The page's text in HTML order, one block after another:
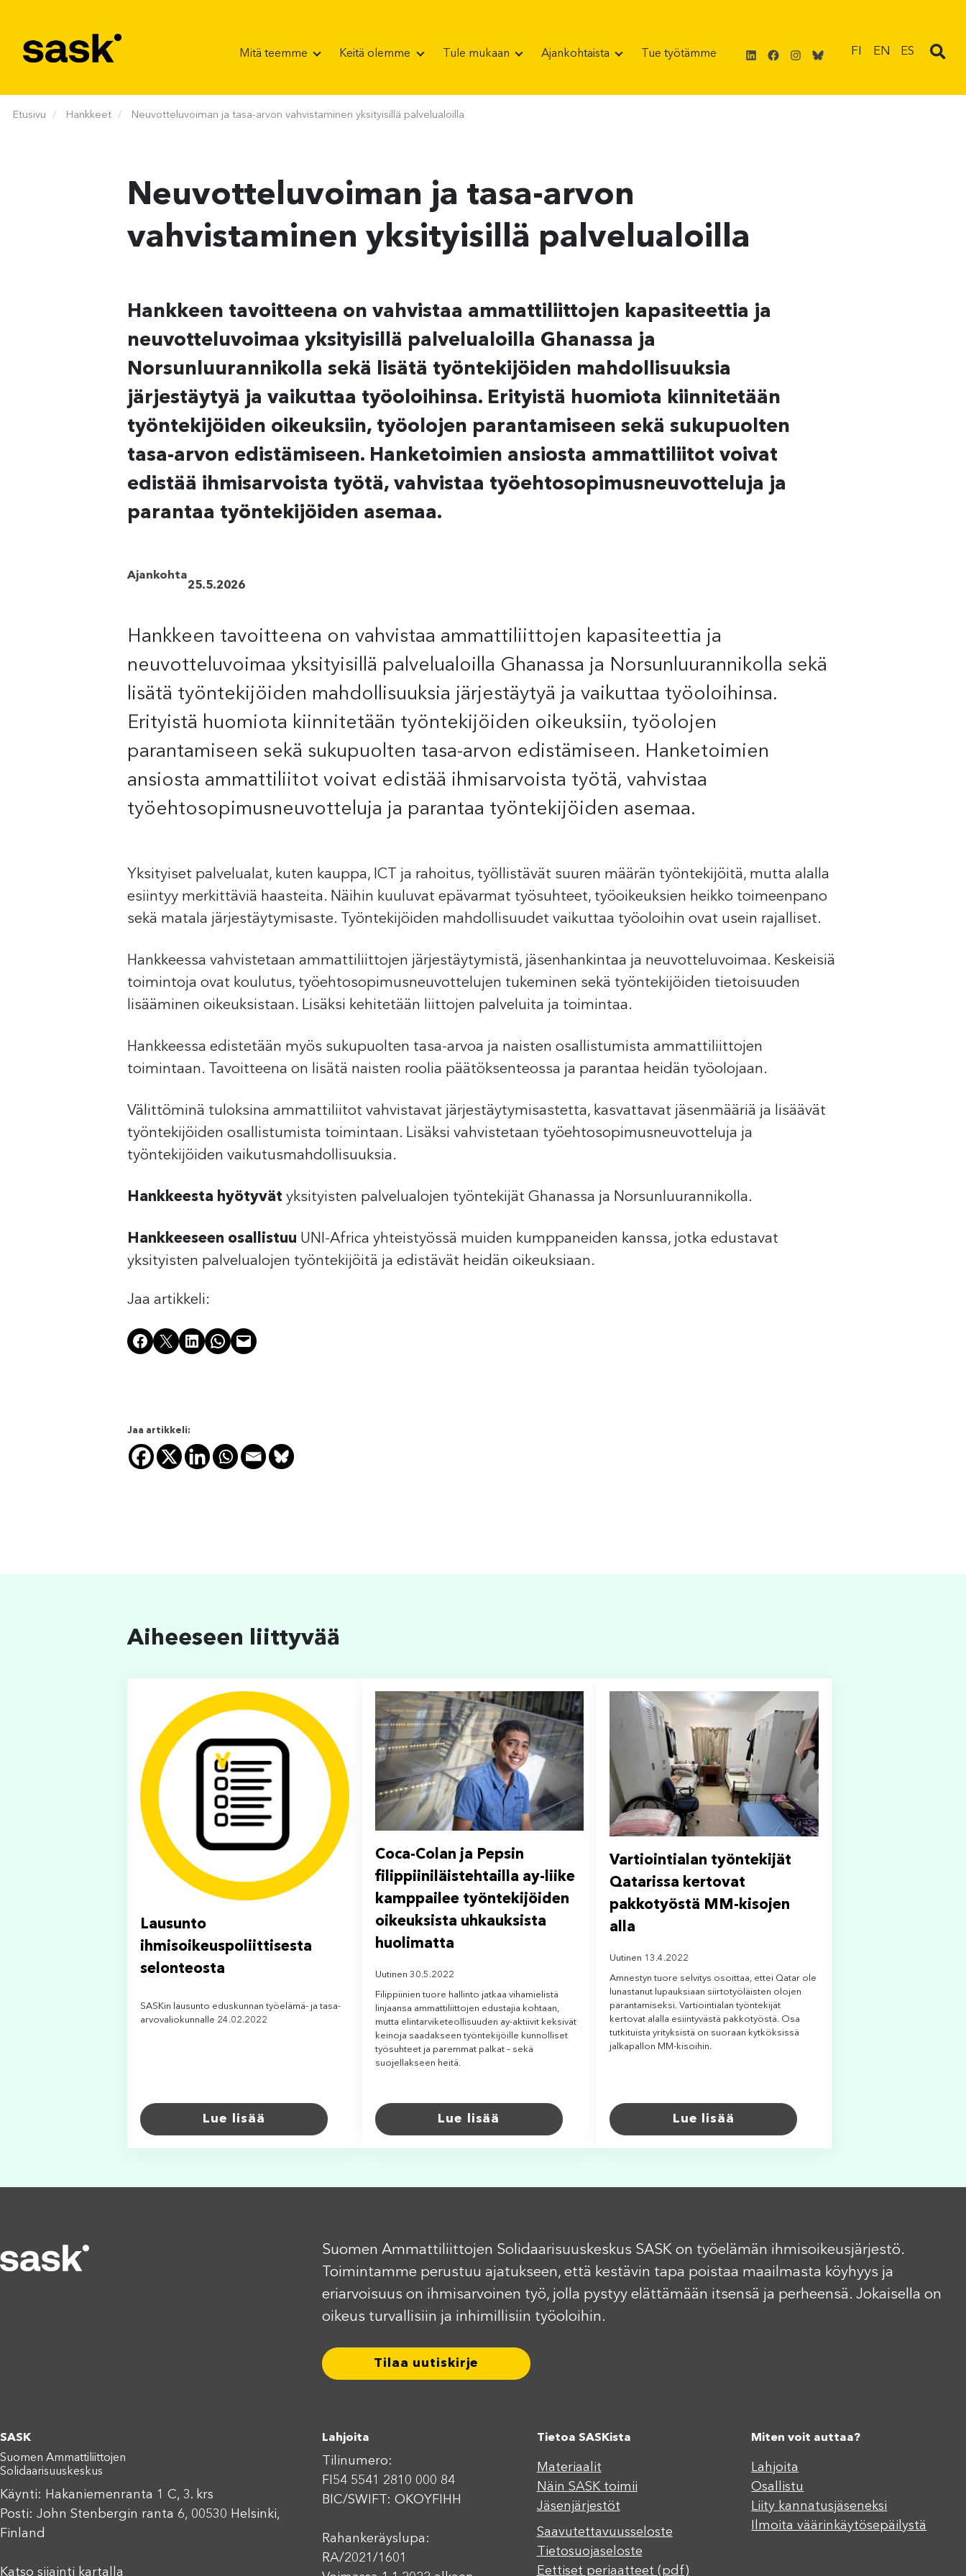
Mitä teemme Keitä olemme Tule mukaan Ajankohtaista Tue työtämme LinkedIn
Facebook
Instagram
Bluesky
FI EN ES
Etusivu Hankkeet Neuvotteluvoiman ja tasa-arvon vahvistaminen yksityisillä palvelualoilla
Neuvotteluvoiman ja tasa-arvon
vahvistaminen yksityisillä palvelualoilla
Hankkeen tavoitteena on vahvistaa ammattiliittojen kapasiteettia ja
neuvotteluvoimaa yksityisillä palvelualoilla Ghanassa ja
Norsunluurannikolla sekä lisätä työntekijöiden mahdollisuuksia
järjestäytyä ja vaikuttaa työoloihinsa. Erityistä huomiota kiinnitetään
työntekijöiden oikeuksiin, työolojen parantamiseen sekä sukupuolten
tasa-arvon edistämiseen. Hanketoimien ansiosta ammattiliitot voivat
edistää ihmisarvoista työtä, vahvistaa työehtosopimusneuvotteluja ja
parantaa työntekijöiden asemaa.
Ajankohta
25.5.2026
Hankkeen tavoitteena on vahvistaa ammattiliittojen kapasiteettia ja
neuvotteluvoimaa yksityisillä palvelualoilla Ghanassa ja Norsunluurannikolla sekä
lisätä työntekijöiden mahdollisuuksia järjestäytyä ja vaikuttaa työoloihinsa.
Erityistä huomiota kiinnitetään työntekijöiden oikeuksiin, työolojen
parantamiseen sekä sukupuolten tasa-arvon edistämiseen. Hanketoimien
ansiosta ammattiliitot voivat edistää ihmisarvoista työtä, vahvistaa
työehtosopimusneuvotteluja ja parantaa työntekijöiden asemaa.
Yksityiset palvelualat, kuten kauppa, ICT ja rahoitus, työllistävät suuren määrän työntekijöitä, mutta alalla
esiintyy merkittäviä haasteita. Näihin kuuluvat epävarmat työsuhteet, työoikeuksien heikko toimeenpano
sekä matala järjestäytymisaste. Työntekijöiden mahdollisuudet vaikuttaa työoloihin ovat usein rajalliset.
Hankkeessa vahvistetaan ammattiliittojen järjestäytymistä, jäsenhankintaa ja neuvotteluvoimaa. Keskeisiä
toimintoja ovat koulutus, työehtosopimusneuvottelujen tukeminen sekä työntekijöiden tietoisuuden
lisääminen oikeuksistaan. Lisäksi kehitetään liittojen palveluita ja toimintaa.
Hankkeessa edistetään myös sukupuolten tasa-arvoa ja naisten osallistumista ammattiliittojen
toimintaan. Tavoitteena on lisätä naisten roolia päätöksenteossa ja parantaa heidän työolojaan.
Välittöminä tuloksina ammattiliitot vahvistavat järjestäytymisastetta, kasvattavat jäsenmääriä ja lisäävät
työntekijöiden osallistumista toimintaan. Lisäksi vahvistetaan työehtosopimusneuvotteluja ja
työntekijöiden vaikutusmahdollisuuksia.
Hankkeesta hyötyvät yksityisten palvelualojen työntekijät Ghanassa ja Norsunluurannikolla.
Hankkeeseen osallistuu UNI-Africa yhteistyössä muiden kumppaneiden kanssa, jotka edustavat
yksityisten palvelualojen työntekijöitä ja edistävät heidän oikeuksiaan.
Jaa artikkeli:
Share on Facebook
Share on X Share on LinkedIn
Share on WhatsApp
Email this Page
Jaa artikkeli:
Aiheeseen liittyvää
Lausunto
ihmisoikeuspoliittisesta
selonteosta
SASKin lausunto eduskunnan työelämä- ja tasa-
arvovaliokunnalle 24.02.2022
Lue lisää
Coca-Colan ja Pepsin
filippiiniläistehtailla ay-liike
kamppailee työntekijöiden
oikeuksista uhkauksista
huolimatta
Uutinen 30.5.2022
Filippiinien tuore hallinto jatkaa vihamielistä
linjaansa ammattiliittojen edustajia kohtaan,
mutta elintarviketeollisuuden ay-aktiivit keksivät
keinoja saadakseen työntekijöille kunnolliset
työsuhteet ja paremmat palkat – sekä
suojellakseen heitä.
Lue lisää
Vartiointialan työntekijät
Qatarissa kertovat
pakkotyöstä MM-kisojen
alla
Uutinen 13.4.2022
Amnestyn tuore selvitys osoittaa, ettei Qatar ole
lunastanut lupauksiaan siirtotyöläisten olojen
parantamiseksi. Vartiointialan työntekijät
kertovat alalla esiintyvästä pakkotyöstä. Osa
tutkituista yrityksistä on suoraan kytköksissä
jalkapallon MM-kisoihin.
Lue lisää
Suomen Ammattiliittojen Solidaarisuuskeskus SASK on työelämän ihmisoikeusjärjestö.
Toimintamme perustuu ajatukseen, että kestävin tapa poistaa maailmasta köyhyys ja
eriarvoisuus on ihmisarvoinen työ, jolla pystyy elättämään itsensä ja perheensä. Jokaisella on
oikeus turvallisiin ja inhimillisiin työoloihin.
Tilaa uutiskirje
SASK
Suomen Ammattiliittojen
Solidaarisuuskeskus
Käynti: Hakaniemenranta 1 C, 3. krs
Posti: John Stenbergin ranta 6, 00530 Helsinki,
Finland
Katso sijainti kartalla
Lahjoita
Tilinumero:
FI54 5541 2810 000 84
BIC/SWIFT: OKOYFIHH
Rahankeräyslupa:
RA/2021/1601
Tietoa SASKista
Materiaalit
Näin SASK toimii
Jäsenjärjestöt
Saavutettavuusseloste
Tietosuojaseloste
Eettiset periaatteet (pdf)
Miten voit auttaa?
Lahjoita
Osallistu
Liity kannatusjäseneksi
Ilmoita väärinkäytösepäilystä